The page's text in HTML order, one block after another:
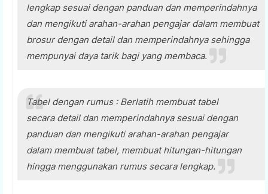
lengkap sesuai dengan panduan dan memperindahnya
dan mengikuti arahan-arahan pengajar dalam membuat
brosur dengan detail dan memperindahnya sehingga
mempunyai daya tarik bagi yang membaca.
Tabel dengan rumus : Berlatih membuat tabel
secara detail dan memperindahnya sesuai dengan
panduan dan mengikuti arahan-arahan pengajar
dalam membuat tabel, membuat hitungan-hitungan
hingga menggunakan rumus secara lengkap.